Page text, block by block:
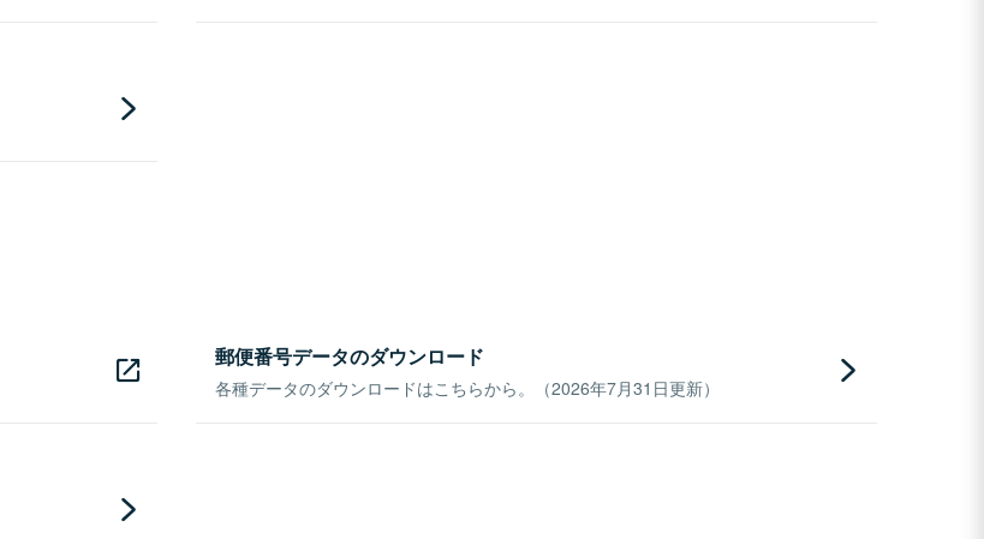
郵便番号データのダウンロード
各種データのダウンロードはこちらから。（2026年7月31日更新）